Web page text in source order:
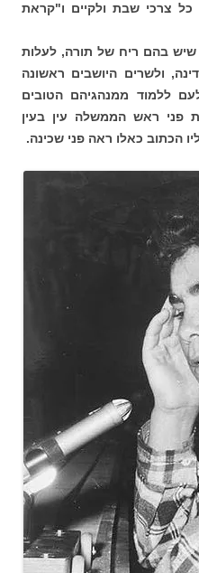
כל צרכי שבת ולקיים ו"קראת
ריח של תורה, לעלות
ולשרים היושבים ראשונה
ללמוד ממנהגיהם הטובים
פני ראש הממשלה עין בעין
הכתוב כאלו ראה פני שכינה.